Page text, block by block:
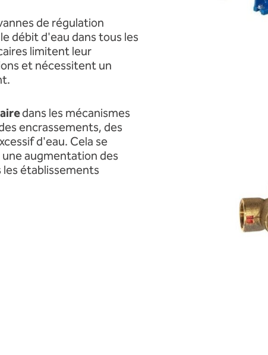
de régulation
débit d'eau dans tous les
limitent leur
et nécessitent un
dans les mécanismes
encrassements, des
d'eau. Cela se
augmentation des
établissements